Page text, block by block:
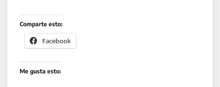
Comparte esto:
Facebook
Me gusta esto: